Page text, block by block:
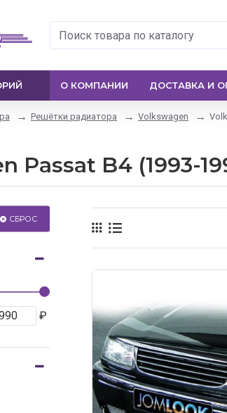
О КОМПАНИИ ДОСТАВКА И
Решётки радиатора Volkswagen
Passat B4 (1993-
СБРОС
₽